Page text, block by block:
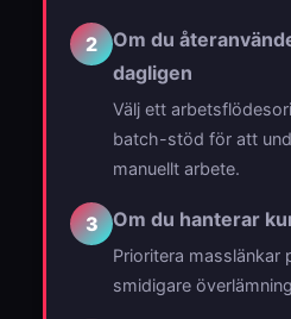
2
Om du
dagligen
Välj ett
batch-stöd för att
manuellt arbete.
3 Om du hanterar
Prioritera masslänkar
smidigare